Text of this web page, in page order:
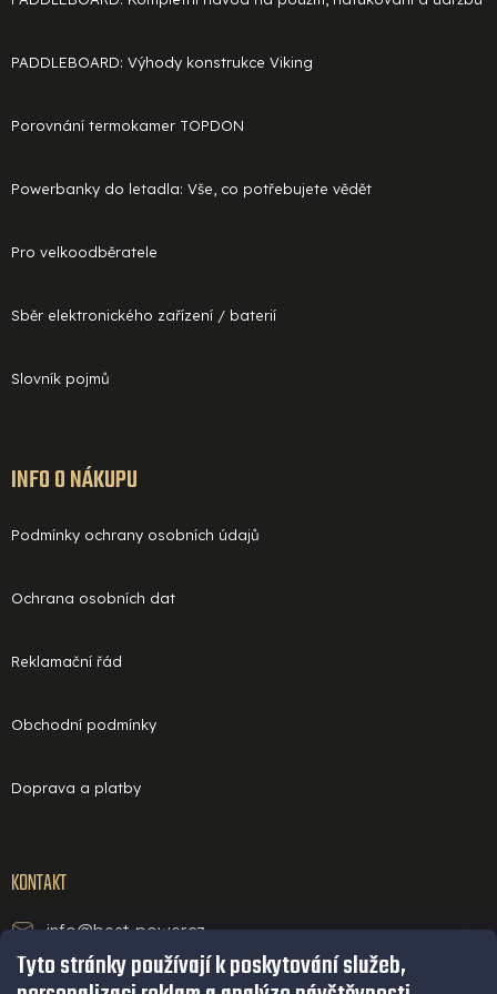
Tyto stránky používají k poskytování služeb,
PADDLEBOARD: Výhody konstrukce Viking
Porovnání termokamer TOPDON
Powerbanky do letadla: Vše, co potřebujete vědět
Pro velkoodběratele
Sběr elektronického zařízení / baterií
Slovník pojmů
INFO O NÁKUPU
Podmínky ochrany osobních údajů
Ochrana osobních dat
Reklamační řád
Obchodní podmínky
Doprava a platby
KONTAKT
info@best-power.cz
technická podpora a servis